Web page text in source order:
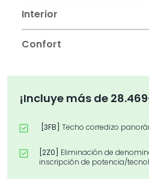
Interior
Confort
¡Incluye más de
[3FB] Techo corredizo
[2Z0]
Eliminación de
inscripción de potencia/